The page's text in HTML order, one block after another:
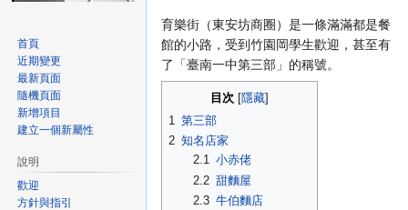
跳
至
導
覽
跳
至
搜
尋
育樂街（東安坊商圈）是一條滿滿都是餐
館的小路，受到竹園岡學生歡迎，甚至有
了「臺南一中第三部」的稱號。
目次
1
第三部
2 知名店家
2.1 小赤佬
2.2 甜麵屋
2.3 牛伯麵店
首頁
近期變更
最新頁面
隨機頁面
新增項目
建立一個新屬性
說明
歡迎
方針與指引